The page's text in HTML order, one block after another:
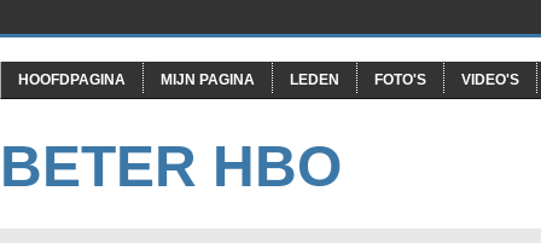
HOOFDPAGINA MIJN PAGINA LEDEN FOTO'S VIDEO'S
BETER HBO